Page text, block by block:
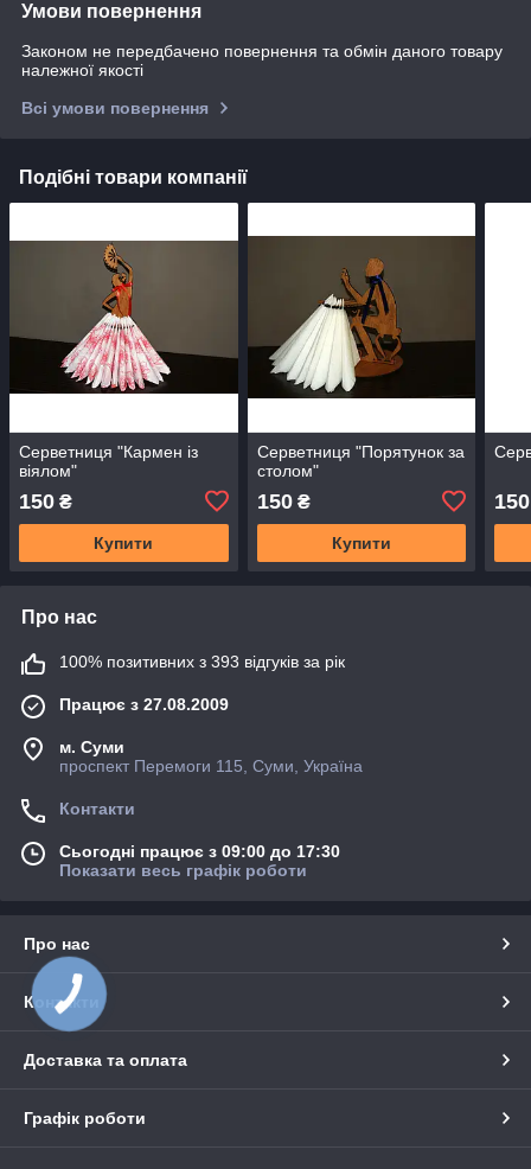
Умови повернення
Законом не передбачено повернення та обмін даного товару
належної якості
Всі умови повернення
Подібні товари компанії
Серветниця "Кармен із
віялом"
150 ₴
Купити
Серветниця "Порятунок за
столом"
150₴
Купити
150
Про нас
100% позитивних з 393 відгуків за рік
Працює з 27.08.2009
м. Суми
проспект Перемоги 115, Суми, Україна
Контакти
Сьогодні працює з 09:00 до 17:30
Показати весь графік роботи
Про нас
Контакти
Доставка та оплата
Графік роботи
КНОПКА
ЗВ'ЯЗКУ